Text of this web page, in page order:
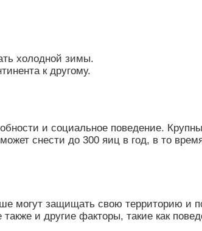
холодной зимы.
к другому.
и социальное поведение.
снести до 300 яиц в год, в то
могут защищать свою территорию и
и другие факторы, такие как